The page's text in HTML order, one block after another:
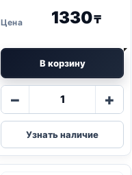
1330₸
В корзину
−
Количество
TitBit
(МИНИ
ПОРОДЫ,
+
Узнать наличие